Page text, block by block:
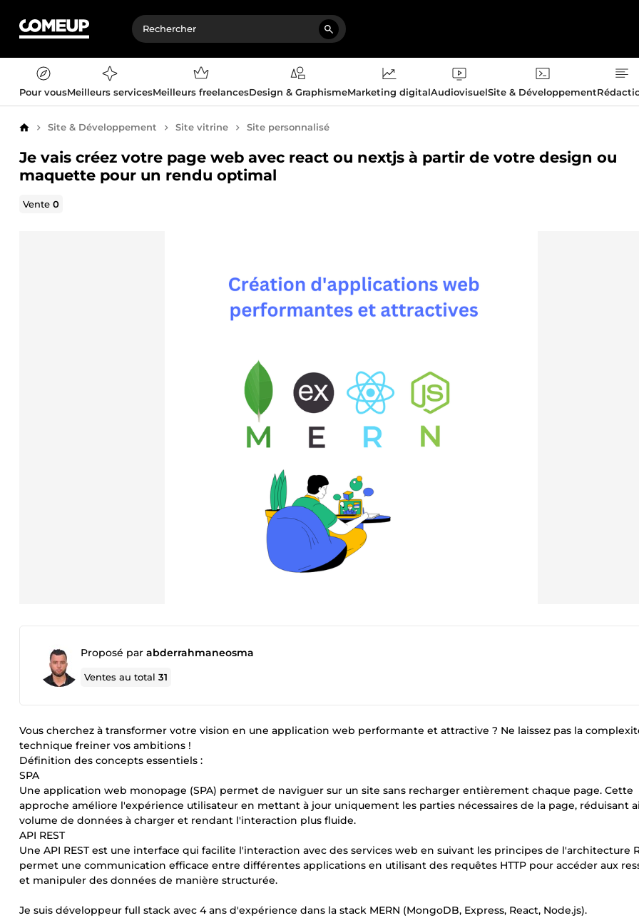
Pour vousMeilleurs servicesMeilleurs freelancesDesign & GraphismeMarketing digitalAudiovisuelSite & Développement
AccueilSite & Développement Site vitrine Site personnalisé
Je vais créez votre page web avec react ou nextjs à partir de votre design ou
maquette pour un rendu optimal
Vente0
Proposé par abderrahmaneosma
Ventes au total31
Vous cherchez à transformer votre vision en une application web performante et attractive ? Ne laissez pas la
technique freiner vos ambitions !
Définition des concepts essentiels :
SPA
Une application web monopage (SPA) permet de naviguer sur un site sans recharger entièrement chaque page. Cette
approche améliore l'expérience utilisateur en mettant à jour uniquement les parties nécessaires de la page, réduisant
volume de données à charger et rendant l'interaction plus fluide.
API REST
Une API REST est une interface qui facilite l'interaction avec des services web en suivant les principes de l'architecture
permet une communication efficace entre différentes applications en utilisant des requêtes HTTP pour accéder aux
et manipuler des données de manière structurée.
Je suis développeur full stack avec 4 ans d'expérience dans la stack MERN (MongoDB, Express, React, Node.js).